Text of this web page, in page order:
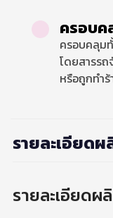
ครอบค
ครอบคลุม
โดยสารร
หรือถูกทำร้
รายละเอียด
รายละเอียด